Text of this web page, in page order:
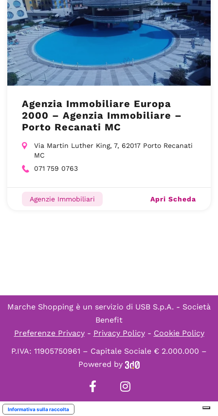
Agenzia Immobiliare Europa
2000 – Agenzia Immobiliare –
Porto Recanati MC
Via Martin Luther King, 7, 62017 Porto Recanati
MC
071 759 0763
Agenzie Immobiliari Apri Scheda
Marche Shopping è un servizio di USB S.p.A. - Società
Benefit
Preferenze Privacy- Privacy Policy- Cookie Policy
P.IVA: 11905750961 – Capitale Sociale € 2.000.000 –
Powered by
Informativa sulla raccolta